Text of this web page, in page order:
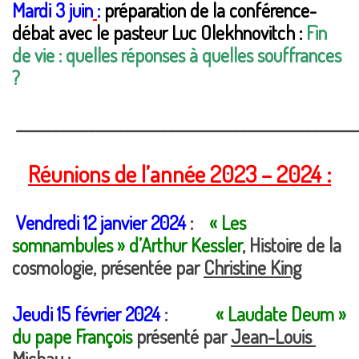
Mardi 3 juin:préparation de la conférence-
débat avec le pasteur Luc Olekhnovitch : Fin
de vie : quelles réponses à quelles souffrances
?
Réunions de l’année 2023 – 2024 :
Vendredi 12 janvier 2024: « Les
somnambules » d’Arthur Kessler, Histoire de la
cosmologie, présentée parChristine King
Jeudi 15 février 2024: « Laudate Deum »
du pape Françoisprésenté parJean-Louis